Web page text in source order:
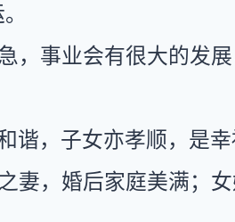
，事业会有很大的发
谐，子女亦孝顺，是幸
妻，婚后家庭美满；